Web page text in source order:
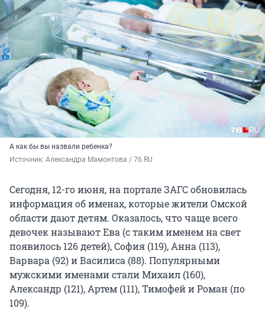
А как бы вы назвали ребенка?
Источник: Александра Мамонтова / 76.RU
Сегодня, 12-го июня, на портале ЗАГС обновилась
информация об именах, которые жители Омской
области дают детям. Оказалось, что чаще всего
девочек называют Ева (с таким именем на свет
появилось 126 детей), София (119), Анна (113),
Варвара (92) и Василиса (88). Популярными
мужскими именами стали Михаил (160),
Александр (121), Артем (111), Тимофей и Роман (по
109).